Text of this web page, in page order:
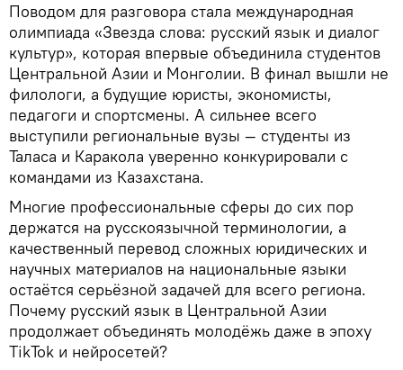
Поводом для разговора стала международная
олимпиада «Звезда слова: русский язык и диалог
культур», которая впервые объединила студентов
Центральной Азии и Монголии. В финал вышли не
филологи, а будущие юристы, экономисты,
педагоги и спортсмены. А сильнее всего
выступили региональные вузы — студенты из
Таласа и Каракола уверенно конкурировали с
командами из Казахстана.
Многие профессиональные сферы до сих пор
держатся на русскоязычной терминологии, а
качественный перевод сложных юридических и
научных материалов на национальные языки
остаётся серьёзной задачей для всего региона.
Почему русский язык в Центральной Азии
продолжает объединять молодёжь даже в эпоху
TikTok и нейросетей?